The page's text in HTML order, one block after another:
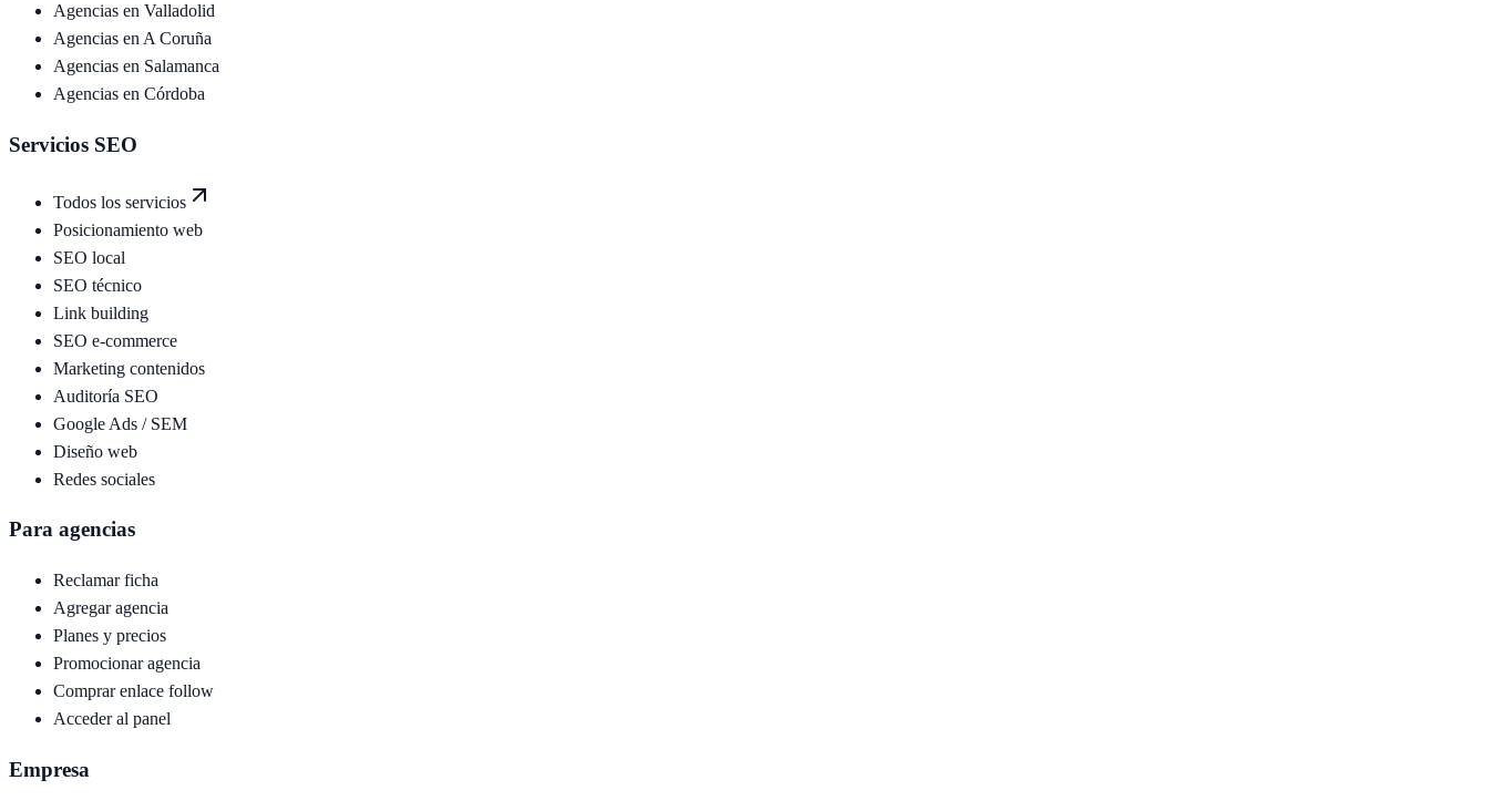
Agencias en Valladolid
Agencias en A Coruña
Agencias en Salamanca
Agencias en Córdoba
Servicios SEO
Todos los servicios
Posicionamiento web
SEO local
SEO técnico
Link building
SEO e-commerce
Marketing contenidos
Auditoría SEO
Google Ads / SEM
Diseño web
Redes sociales
Para agencias
Reclamar ficha
Agregar agencia
Planes y precios
Promocionar agencia
Comprar enlace follow
Acceder al panel
Empresa